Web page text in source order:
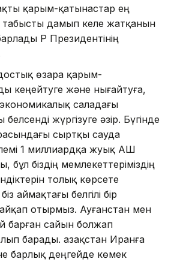
қарым-қатынастар ең
дамып келе жатқанын
ҚР Президентінің
достық өзара қарым-
кеңейтуге және нығайтуға,
саладағы
жүргізуге әзір. Бүгінде
сыртқы сауда
1 миллиардқа жуық АҚШ
біздің мемлекеттеріміздің
толық көрсете
аймақтағы белгілі бір
отырмыз. Ауғанстан мен
барған сайын болжап
барады. Қазақстан Иранға
барлық деңгейде көмек